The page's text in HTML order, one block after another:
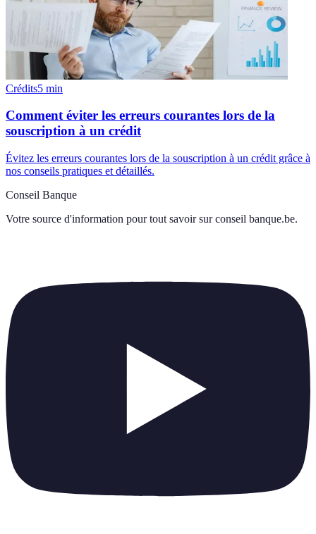
Crédits5 min
Comment éviter les erreurs courantes lors de la
souscription à un crédit
Évitez les erreurs courantes lors de la souscription à un crédit grâce à
nos conseils pratiques et détaillés.
Conseil Banque
Votre source d'information pour tout savoir sur conseil banque.be.